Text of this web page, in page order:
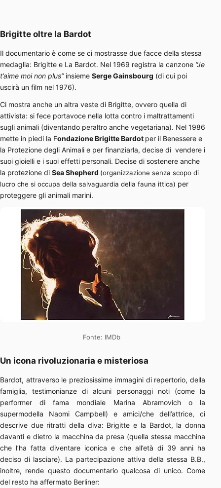
Brigitte oltre la Bardot
Il documentario è come se ci mostrasse due facce della stessa
medaglia: Brigitte e La Bardot. Nel 1969 registra la canzone “Je
t’aime moi non plus”insieme Serge Gainsbourg (di cui poi
uscirà un film nel 1976).
Ci mostra anche un altra veste di Brigitte, ovvero quella di
attivista: si fece portavoce nella lotta contro i maltrattamenti
sugli animali (diventando peraltro anche vegetariana). Nel 1986
mette in piedi la Fondazione Brigitte Bardot per il Benessere e
la Protezione degli Animali e per finanziarla, decise di vendere i
suoi gioielli e i suoi effetti personali. Decise di sostenere anche
la protezione di Sea Shepherd (organizzazione senza scopo di
lucro che si occupa della salvaguardia della fauna ittica) per
proteggere gli animali marini.
Fonte: IMDb
Un icona rivoluzionaria e misteriosa
Bardot, attraverso le preziosissime immagini di repertorio, della
famiglia, testimonianze di alcuni personaggi noti (come la
performer di fama mondiale Marina Abramovich o la
supermodella Naomi Campbell) e amici/che dell’attrice, ci
descrive due ritratti della diva: Brigitte e la Bardot, la donna
davanti e dietro la macchina da presa (quella stessa macchina
che l’ha fatta diventare iconica e che all’età di 39 anni ha
deciso di lasciare). La partecipazione attiva della stessa B.B.,
inoltre, rende questo documentario qualcosa di unico. Come
del resto ha affermato Berliner: